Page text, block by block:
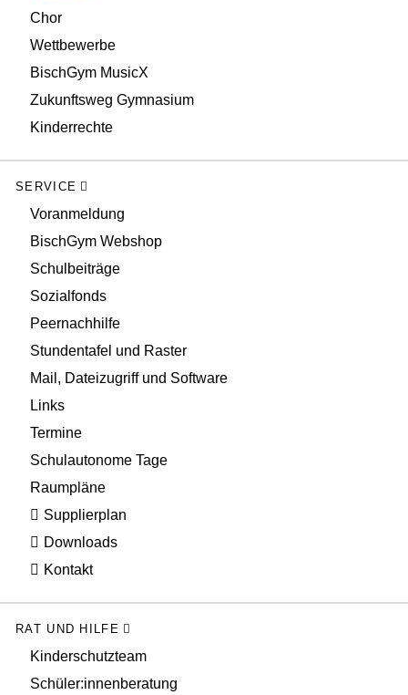
Chor
Wettbewerbe
BischGym MusicX
Zukunftsweg Gymnasium
Kinderrechte
SERVICE
Voranmeldung
BischGym Webshop
Schulbeiträge
Sozialfonds
Peernachhilfe
Stundentafel und Raster
Mail, Dateizugriff und Software
Links
Termine
Schulautonome Tage
Raumpläne
Supplierplan
Downloads
Kontakt
RAT UND HILFE
Kinderschutzteam
Schüler:innenberatung